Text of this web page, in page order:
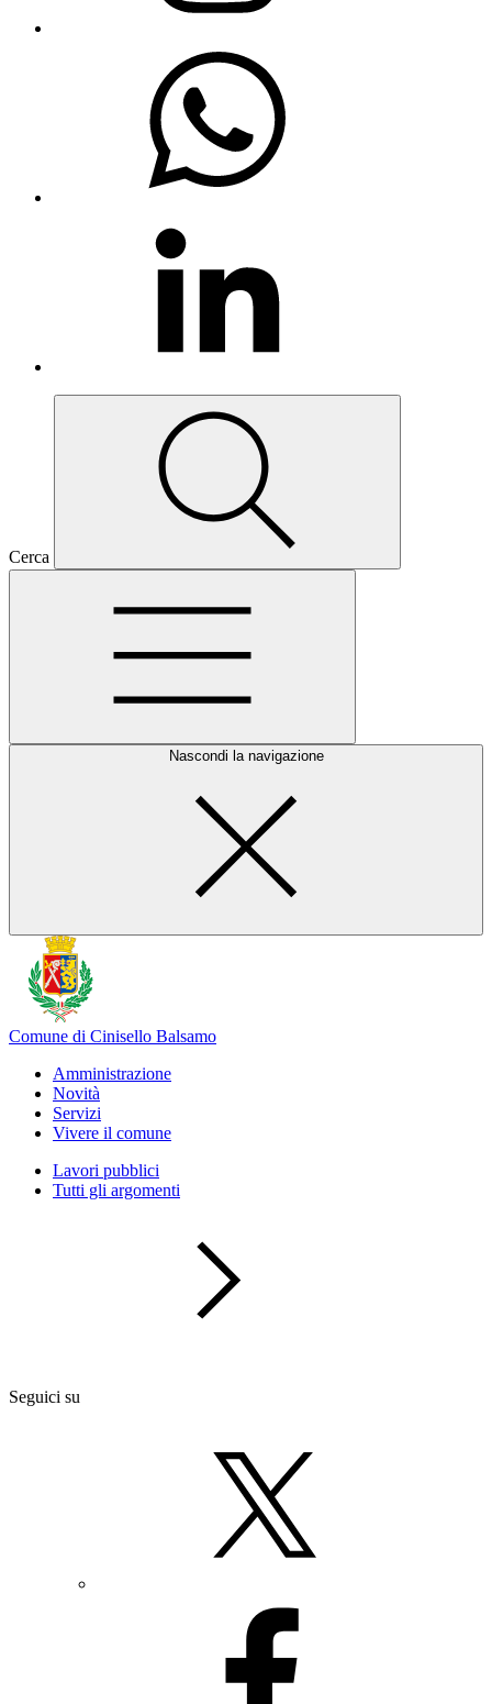
Cerca
Nascondi la navigazione
Comune di Cinisello Balsamo
Amministrazione
Novità
Servizi
Vivere il comune
Lavori pubblici
Tutti gli argomenti
Seguici su